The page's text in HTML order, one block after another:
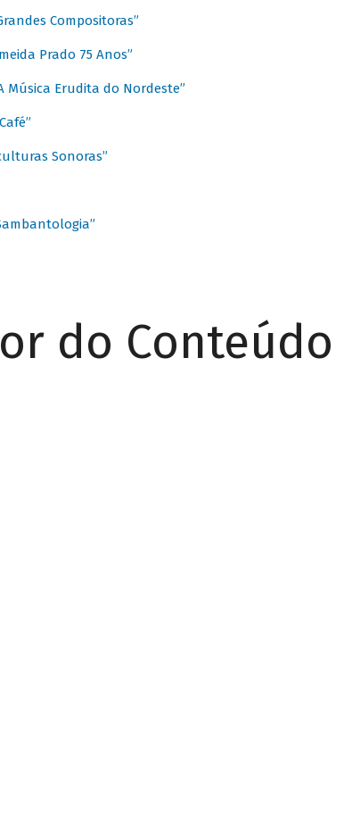
Compositoras”
Prado 75 Anos”
Música Erudita do Nordeste”
Sonoras”
do Conteúdo